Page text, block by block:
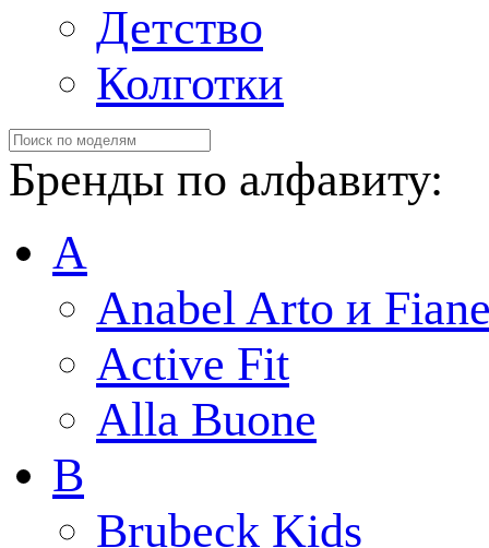
Детство
Колготки
Бренды по алфавиту:
A
Anabel Arto и
Active Fit
Alla Buone
B
Brubeck Kids